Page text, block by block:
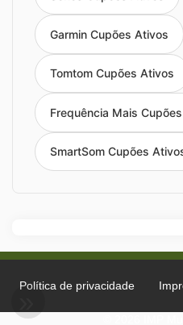
Garmin Cupões Ativos
Tomtom Cupões Ativos
Frequência Mais
SmartSom Cupões
Política de privacidade